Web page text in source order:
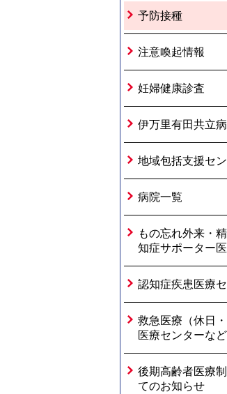
予防接種
注意喚起情報
妊婦健康診査
伊万里有田共立
地域包括支援セ
病院一覧
もの忘れ外来・
知症サポーター
認知症疾患医療
救急医療（休日
医療センターなど
後期高齢者医療
てのお知らせ